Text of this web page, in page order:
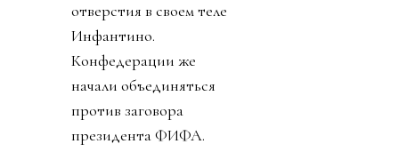
отверстия в своем теле
Инфантино.
Конфедерации же
начали объединяться
против заговора
президента ФИФА.